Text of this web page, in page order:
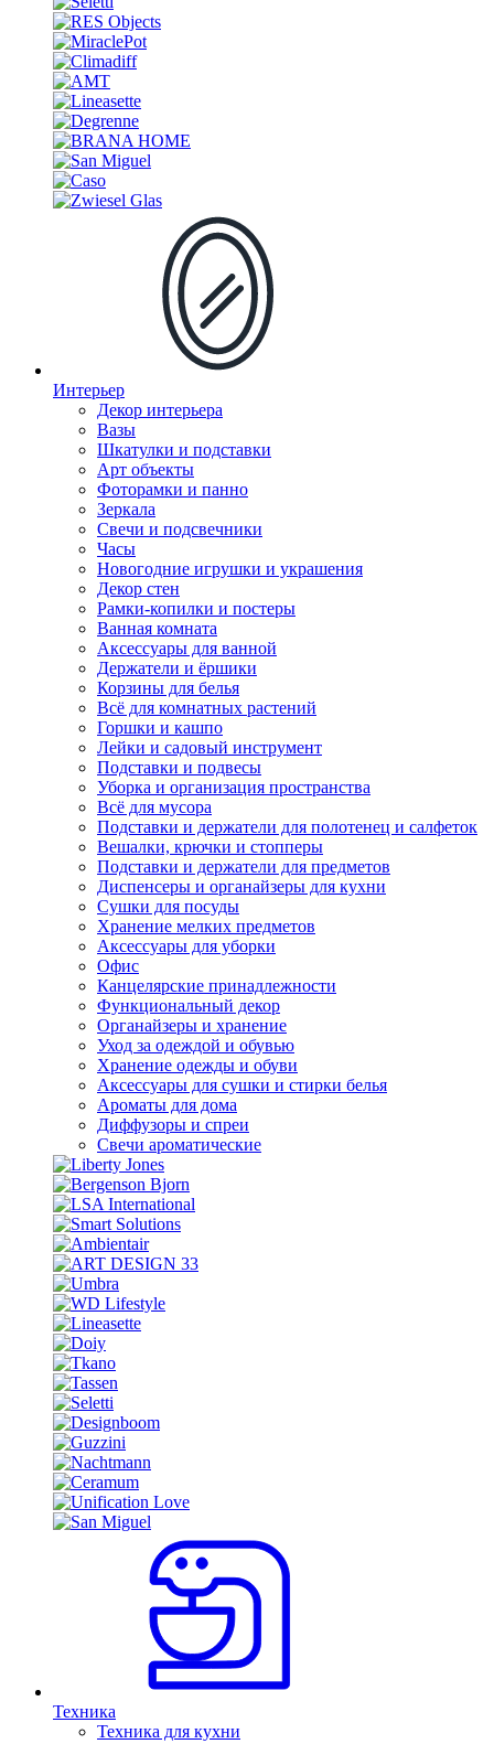
Интерьер
Декор интерьера
Вазы
Шкатулки и подставки
Арт объекты
Фоторамки и панно
Зеркала
Свечи и подсвечники
Часы
Новогодние игрушки и украшения
Декор стен
Рамки-копилки и постеры
Ванная комната
Аксессуары для ванной
Держатели и ёршики
Корзины для белья
Всё для комнатных растений
Горшки и кашпо
Лейки и садовый инструмент
Подставки и подвесы
Уборка и организация пространства
Всё для мусора
Подставки и держатели для полотенец и салфеток
Вешалки, крючки и стопперы
Подставки и держатели для предметов
Диспенсеры и органайзеры для кухни
Сушки для посуды
Хранение мелких предметов
Аксессуары для уборки
Офис
Канцелярские принадлежности
Функциональный декор
Органайзеры и хранение
Уход за одеждой и обувью
Хранение одежды и обуви
Аксессуары для сушки и стирки белья
Ароматы для дома
Диффузоры и спреи
Свечи ароматические
Техника
Техника для кухни